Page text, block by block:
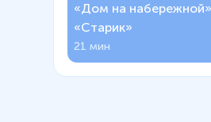
«Дом на
«Старик»
21 мин